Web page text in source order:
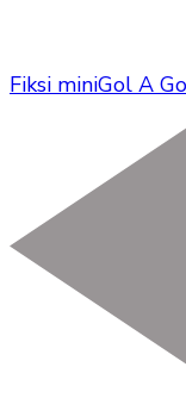
Fiksi miniGol A